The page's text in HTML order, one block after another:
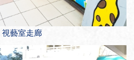
視藝室走廊